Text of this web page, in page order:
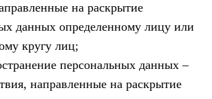
на раскрытие
данных определенному лицу или
кругу лиц;
персональных данных –
направленные на раскрытие